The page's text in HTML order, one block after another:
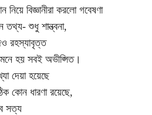
বিজ্ঞানীরা করলো গবেষণা
তথ্য- শুধু শান্ত্বনা,
রহস্যাবৃত্ত
হয় সবই অভীপ্সিত।
দেয়া হয়েছে
কোন ধারণা রয়েছে,
সত্য